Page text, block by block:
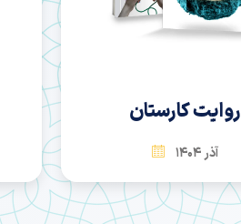
روایت کارستان
آذر 1404